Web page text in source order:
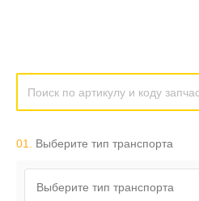
01. Выберите тип транспорта
Выберите тип транспорта